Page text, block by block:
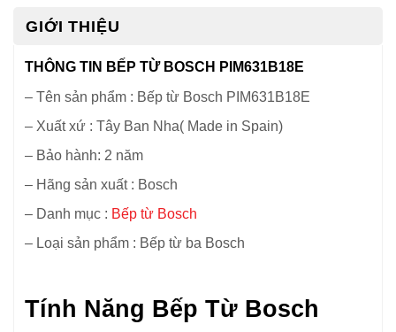
GIỚI THIỆU
THÔNG TIN BẾP TỪ BOSCH PIM631B18E
– Tên sản phẩm : Bếp từ Bosch PIM631B18E
– Xuất xứ : Tây Ban Nha( Made in Spain)
– Bảo hành: 2 năm
– Hãng sản xuất : Bosch
– Danh mục : Bếp từ Bosch
– Loại sản phẩm : Bếp từ ba Bosch
Tính Năng Bếp Từ Bosch